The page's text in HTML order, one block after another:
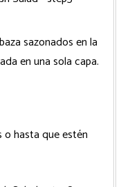
sazonados en la
en una sola capa.
hasta que estén